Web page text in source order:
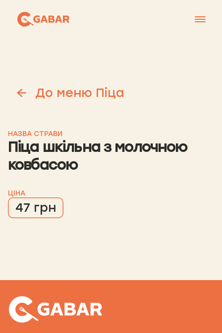
Франшиза
До меню Піца
НАЗВА СТРАВИ
Піца шкільна з молочною
ковбасою
ЦІНА
47 грн